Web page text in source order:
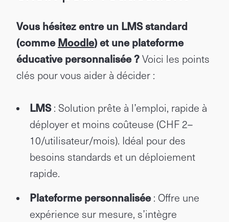
Vous hésitez entre un LMS standard
(commeMoodle) et une plateforme
éducative personnalisée ?Voici les points
clés pour vous aider à décider :
LMS: Solution prête à l’emploi, rapide à
déployer et moins coûteuse (CHF 2–
10/utilisateur/mois). Idéal pour des
besoins standards et un déploiement
rapide.
Plateforme personnalisée: Offre une
expérience sur mesure, s’intègre